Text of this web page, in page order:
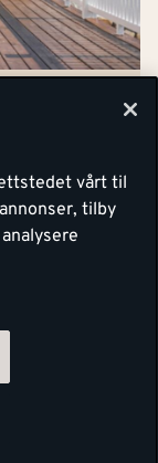
vårt til
tilby